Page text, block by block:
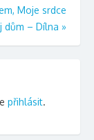
Moje srdce
dům – Dílna »
přihlásit.